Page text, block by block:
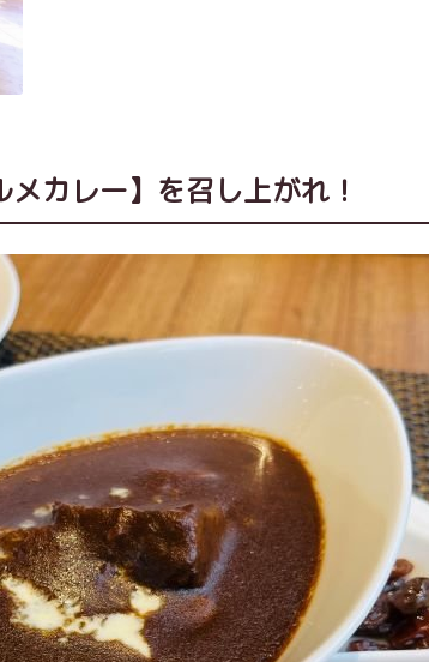
カレー】を召し上がれ！